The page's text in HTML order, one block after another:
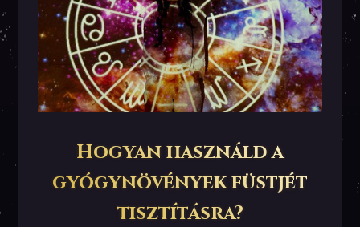
Hogyan használd a
gyógynövények füstjét
tisztításra?